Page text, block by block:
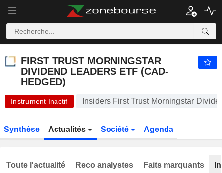
FIRST TRUST MORNINGSTAR
DIVIDEND LEADERS ETF (CAD-
HEDGED)
Instrument Inactif Insiders First Trust Morningstar
Synthèse Actualités Société Agenda
Toute l'actualité Reco analystes Faits marquants